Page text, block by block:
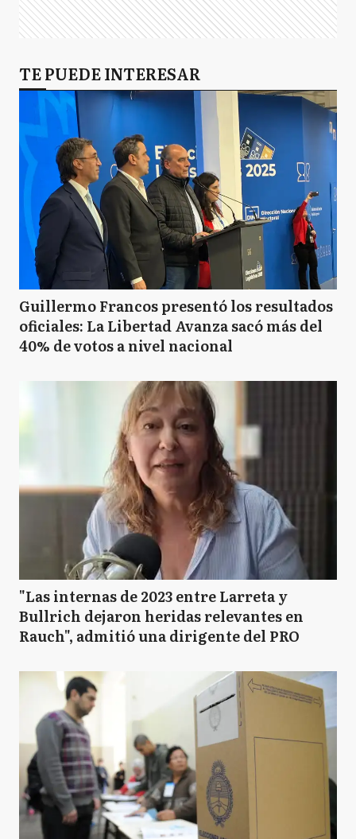
TE PUEDE INTERESAR
Guillermo Francos presentó los resultados
oficiales: La Libertad Avanza sacó más del
40% de votos a nivel nacional
"Las internas de 2023 entre Larreta y
Bullrich dejaron heridas relevantes en
Rauch", admitió una dirigente del PRO